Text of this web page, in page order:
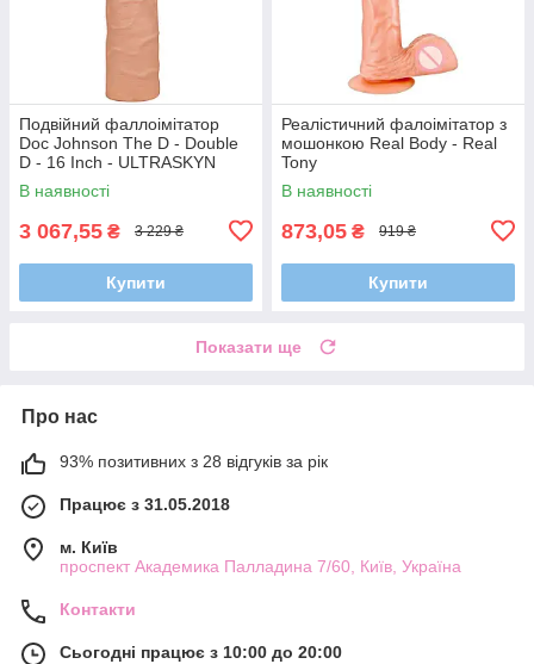
Подвійний фаллоімітатор
Doc Johnson The D - Double
D - 16 Inch - ULTRASKYN
В наявності
3 067,55 ₴ 3 229 ₴
Купити
Реалістичний фалоімітатор з
мошонкою Real Body - Real
Tony
В наявності
873,05 ₴ 919 ₴
Купити
Показати ще
Про нас
93% позитивних з 28 відгуків за рік
Працює з 31.05.2018
м. Київ
проспект Академика Палладина 7/60, Київ, Україна
Контакти
Сьогодні працює з 10:00 до 20:00